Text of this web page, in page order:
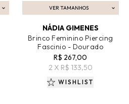
VER TAMANHOS
ADICIONAR AO CARRINHO
NÁDIA GIMENES
Brinco Feminino Piercing
Fascinio - Dourado
R$ 267,00
2 X R$ 133,50
WISHLIST